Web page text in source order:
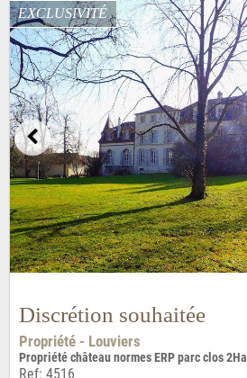
EXCLUSIVITÉ
Discrétion souhaitée
Propriété - Louviers
Propriété château normes ERP parc clos 2Ha
Ref: 4516